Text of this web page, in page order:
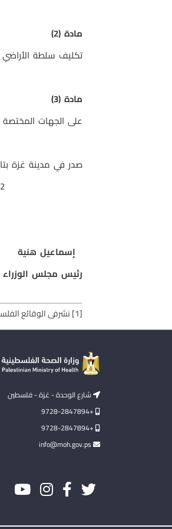
مادة (2)
تكليف سلطة
مادة (3)
على الجهات المختصة
صدر في مدينة غزة بتاريخ 10 من نوفمبر
إسماعيل هنية
رئيس مجلس الوزراء
[1]نشرفى الوقائع
شارع الوحدة - غزة - فلسطين
+9728-2847894
+9728-2847894